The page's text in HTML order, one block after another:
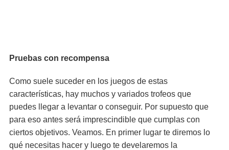
Pruebas con recompensa
Como suele suceder en los juegos de estas
características, hay muchos y variados trofeos que
puedes llegar a levantar o conseguir. Por supuesto que
para eso antes será imprescindible que cumplas con
ciertos objetivos. Veamos. En primer lugar te diremos lo
qué necesitas hacer y luego te develaremos la